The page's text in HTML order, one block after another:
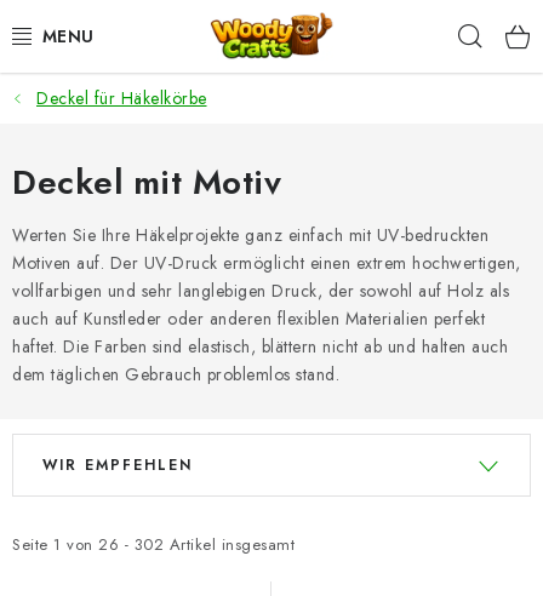
Inhalt
HÄKELN
FLECHTEN
BASTELSETS
ZUBEHÖR ZUM HÄKELN
WOODY GARN
Deckel für Häkelkörbe
Deckel mit Motiv
Werten Sie Ihre Häkelprojekte ganz einfach mit UV-bedruckten
Motiven auf. Der UV-Druck ermöglicht einen extrem hochwertigen,
vollfarbigen und sehr langlebigen Druck, der sowohl auf Holz als
auch auf Kunstleder oder anderen flexiblen Materialien perfekt
haftet. Die Farben sind elastisch, blättern nicht ab und halten auch
dem täglichen Gebrauch problemlos stand.
L
t
Seite 1 von 26 - 302 Artikel insgesamt
P
d
WIR EMPFEHLEN